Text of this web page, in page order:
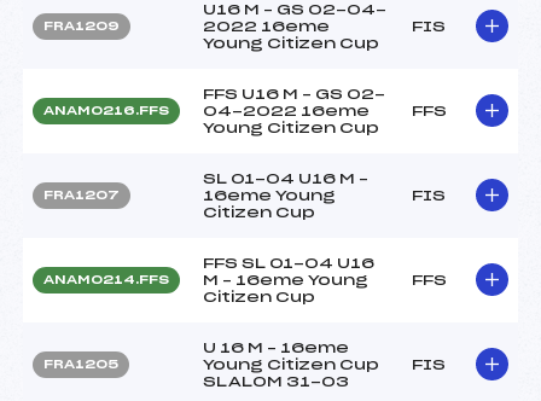
FRA1209
U16 M – GS 02-04-
2022 16eme
Young Citizen Cup
FIS
ANAM0216.FFS
FFS U16 M – GS 02-
04-2022 16eme
Young Citizen Cup
FFS
FRA1207
SL 01-04 U16 M –
16eme Young
Citizen Cup
FIS
ANAM0214.FFS
FFS SL 01-04 U16
M – 16eme Young
Citizen Cup
FFS
FRA1205
U 16 M – 16eme
Young Citizen Cup
SLALOM 31-03
FIS